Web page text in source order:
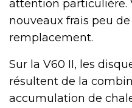
attention particulière.
nouveaux frais peu
remplacement.
Sur la V60 II, les
résultent de la
accumulation de